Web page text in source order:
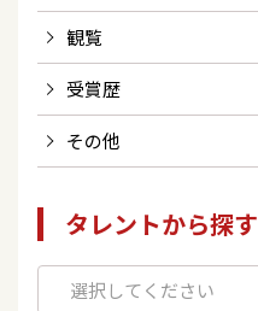
観覧
受賞歴
その他
タレントから探す